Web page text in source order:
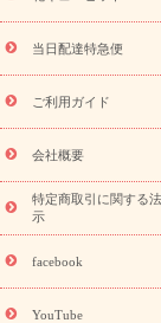
盆・初盆）
お盆
フト
お盆・お供
レゼント特集
夏
敬老の日におく
花ギフト・プレゼ
老の日 花鉢植えの
フト・プレゼント
ペーン
映画『ウ
「きょう誕生日
誕生日フラワーギフ
(トルコキキョウ)
当日配達特急便
ご利用ガイド
会社概要
特定商取引に関する
示
facebook
YouTube